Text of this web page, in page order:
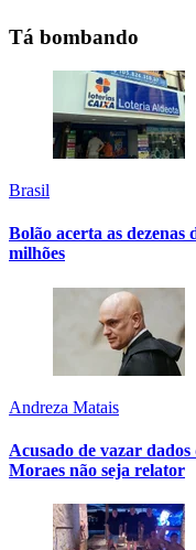
Tá bombando
Brasil
Bolão acerta as dezenas
milhões
Andreza Matais
Acusado de vazar
Moraes não seja relator